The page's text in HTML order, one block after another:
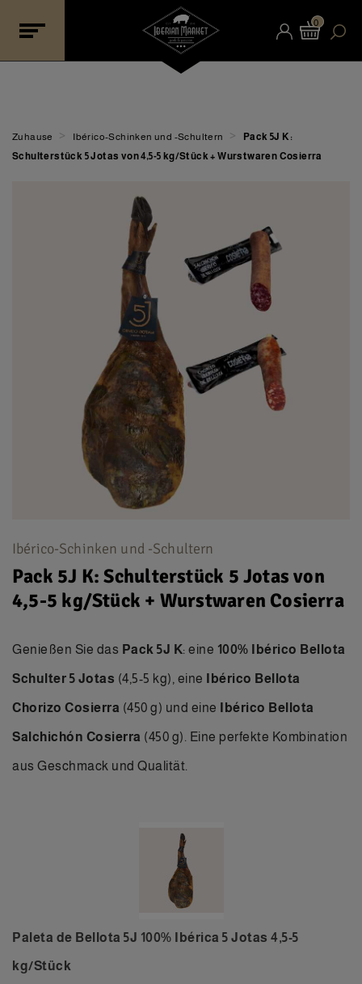
0
Zuhause > Ibérico-Schinken und -Schultern >
Pack 5J K:
Schulterstück 5 Jotas von 4,5-5 kg/Stück + Wurstwaren Cosierra
Ibérico-Schinken und -Schultern
Pack 5J K: Schulterstück 5 Jotas von
4,5-5 kg/Stück + Wurstwaren Cosierra
Genießen Sie das Pack 5J K: eine 100% Ibérico Bellota
Schulter 5 Jotas (4,5-5 kg), eine Ibérico Bellota
Chorizo Cosierra (450 g) und eine Ibérico Bellota
Salchichón Cosierra (450 g). Eine perfekte Kombination
aus Geschmack und Qualität.
Paleta de Bellota 5J 100% Ibérica 5 Jotas 4,5-5
kg/Stück